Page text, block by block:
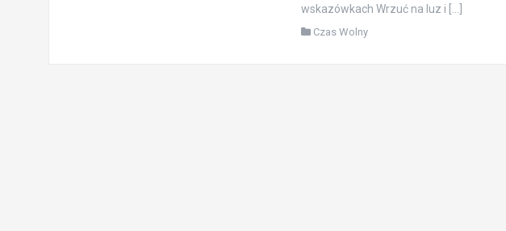
wskazówkach Wrzuć na luz i […]
Czas Wolny